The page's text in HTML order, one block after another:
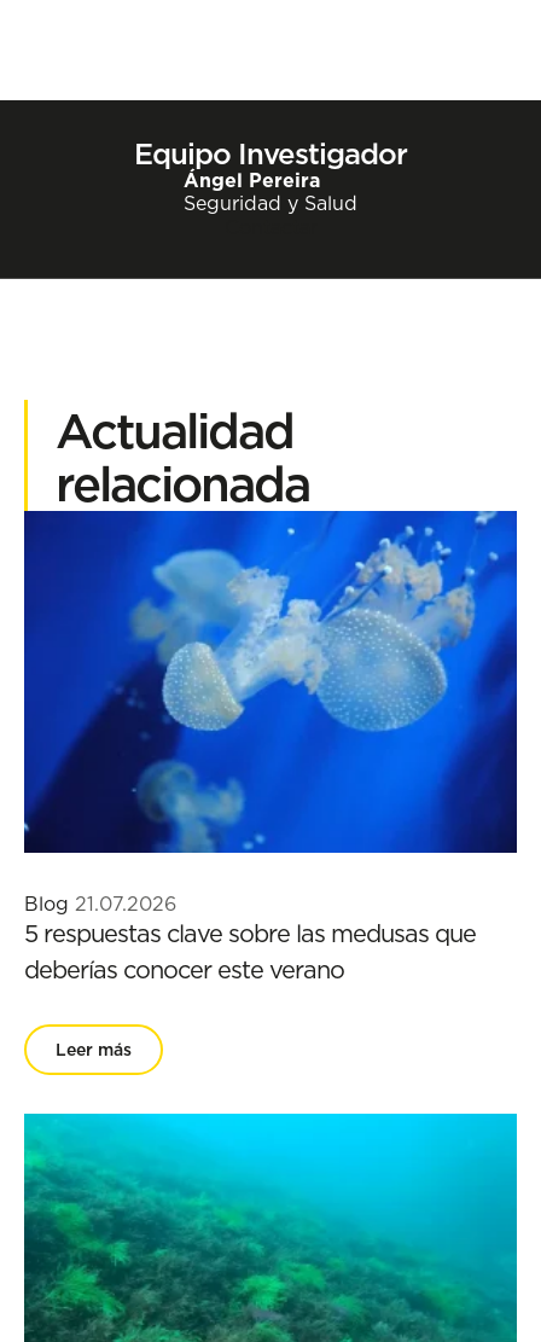
Equipo Investigador
Ángel Pereira
Seguridad y Salud
Actualidad
relacionada
Blog 21.07.2026
5 respuestas clave sobre las medusas que
deberías conocer este verano
Leer más